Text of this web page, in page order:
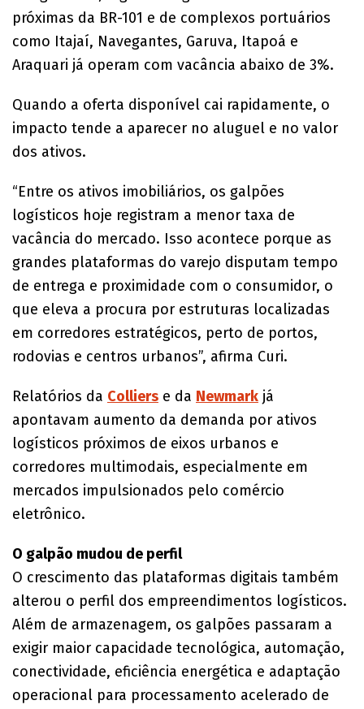
próximas da BR-101 e de complexos portuários
como Itajaí, Navegantes, Garuva, Itapoá e
Araquari já operam com vacância abaixo de 3%.
Quando a oferta disponível cai rapidamente, o
impacto tende a aparecer no aluguel e no valor
dos ativos.
“Entre os ativos imobiliários, os galpões
logísticos hoje registram a menor taxa de
vacância do mercado. Isso acontece porque as
grandes plataformas do varejo disputam tempo
de entrega e proximidade com o consumidor, o
que eleva a procura por estruturas localizadas
em corredores estratégicos, perto de portos,
rodovias e centros urbanos”, afirma Curi.
Relatórios da Colliers e da Newmark já
apontavam aumento da demanda por ativos
logísticos próximos de eixos urbanos e
corredores multimodais, especialmente em
mercados impulsionados pelo comércio
eletrônico.
O galpão mudou de perfil
O crescimento das plataformas digitais também
alterou o perfil dos empreendimentos logísticos.
Além de armazenagem, os galpões passaram a
exigir maior capacidade tecnológica, automação,
conectividade, eficiência energética e adaptação
operacional para processamento acelerado de